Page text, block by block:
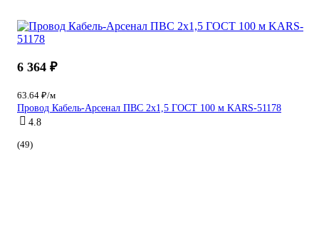
6 364 ₽
63.64 ₽/м
Провод Кабель-Арсенал ПВС 2х1,5 ГОСТ 100 м KARS-51178
4.8
(49)